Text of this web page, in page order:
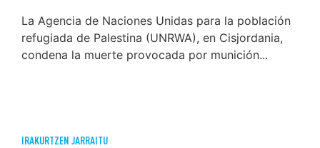
La Agencia de Naciones Unidas para la población
refugiada de Palestina (UNRWA), en Cisjordania,
condena la muerte provocada por munición...
IRAKURTZEN JARRAITU